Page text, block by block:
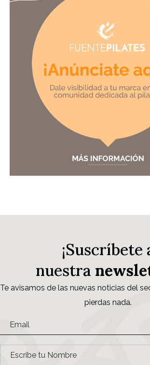
¡Suscríbete
nuestra
Te avisamos de las nuevas noticias del
pierdas nada.